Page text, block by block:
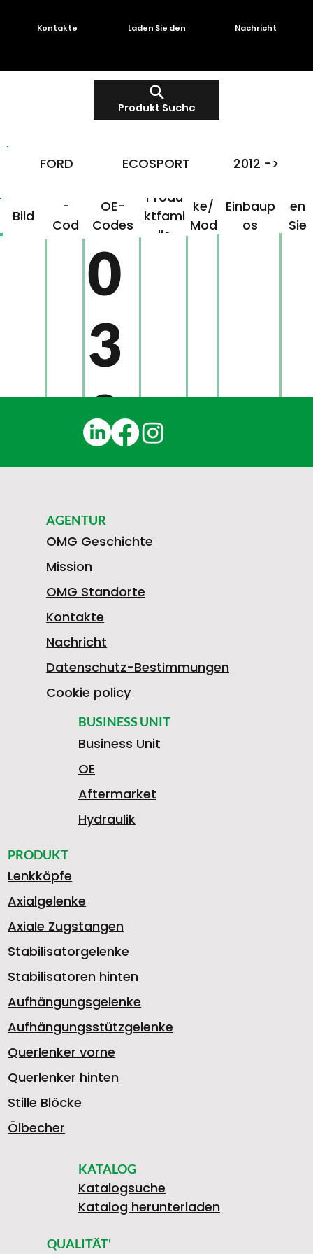
Produkt Suche
Kontakte Laden Sie den Nachricht
Bild
-
Cod
OE-
Codes
Produ
ktfami
lie
ke/
Mod
Einbaup
os
en
Sie
0
3
0
1
N
1
9
8
1
3
9
3
8
FORD ECOSPORT 2012 ->
BUSINESS UNIT
Business Unit
OE
Aftermarket
Hydraulik
PRODUKT
Lenkköpfe
Axialgelenke
Axiale Zugstangen
Stabilisatorgelenke
Stabilisatoren hinten
Aufhängungsgelenke
Aufhängungsstützgelenke
Querlenker vorne
Querlenker hinten
Stille Blöcke
Ölbecher
KATALOG
Katalogsuche
Katalog herunterladen
QUALITÄT'
AGENTUR
OMG Geschichte
Mission
OMG Standorte
Kontakte
Nachricht
Datenschutz-Bestimmungen
Cookie policy